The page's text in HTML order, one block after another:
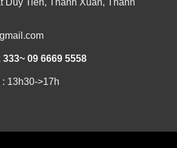
Duy Tiến, Thanh Xuân, Thanh
333~ 09 6669 5558
: 13h30->17h